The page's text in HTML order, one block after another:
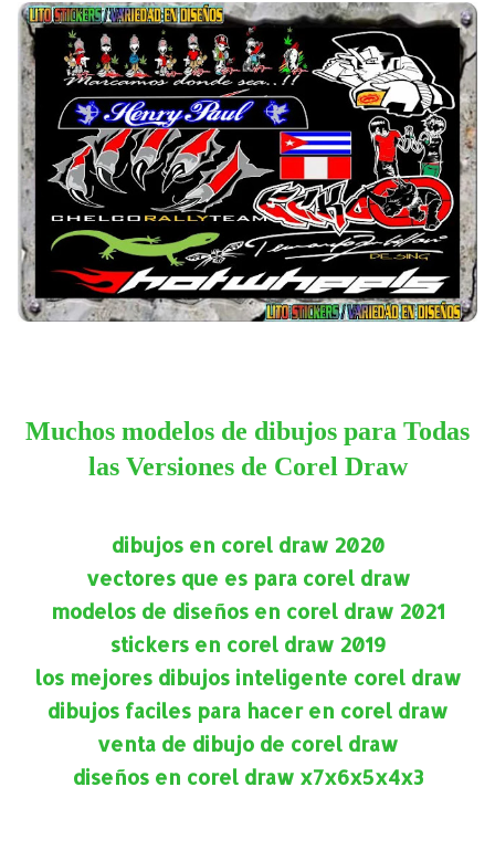
Muchos modelos de dibujos para Todas
las Versiones de Corel Draw
dibujos en corel draw 2020
vectores que es para corel draw
modelos de diseños en corel draw 2021
stickers en corel draw 2019
los mejores dibujos inteligente corel draw
dibujos faciles para hacer en corel draw
venta de dibujo de corel draw
diseños en corel draw x7x6x5x4x3